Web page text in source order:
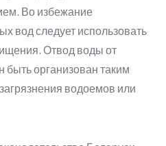
Во избежание
вод следует использовать
Отвод воды от
организован таким
водоемов или